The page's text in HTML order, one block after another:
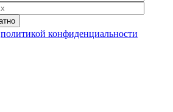
политикой конфиденциальности